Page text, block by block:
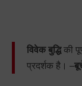
विवेक बुद्धिकी
प्रदर्शक है। –